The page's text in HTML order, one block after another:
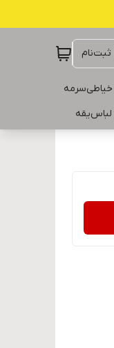
ثبت‌نام
خیاطیسرمه
لباسیقه